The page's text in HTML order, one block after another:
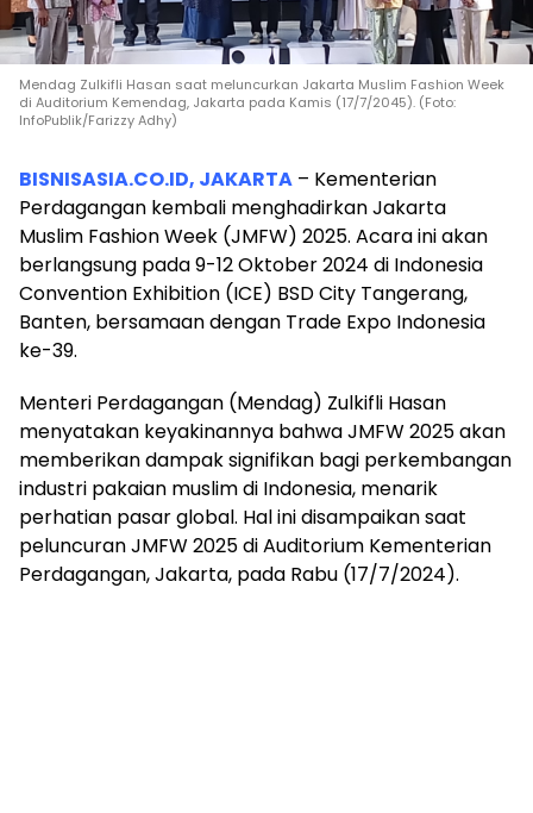
Mendag Zulkifli Hasan saat meluncurkan Jakarta Muslim Fashion Week
di Auditorium Kemendag, Jakarta pada Kamis (17/7/2045). (Foto:
InfoPublik/Farizzy Adhy)
BISNISASIA.CO.ID, JAKARTA – Kementerian
Perdagangan kembali menghadirkan Jakarta
Muslim Fashion Week (JMFW) 2025. Acara ini akan
berlangsung pada 9-12 Oktober 2024 di Indonesia
Convention Exhibition (ICE) BSD City Tangerang,
Banten, bersamaan dengan Trade Expo Indonesia
ke-39.
Menteri Perdagangan (Mendag) Zulkifli Hasan
menyatakan keyakinannya bahwa JMFW 2025 akan
memberikan dampak signifikan bagi perkembangan
industri pakaian muslim di Indonesia, menarik
perhatian pasar global. Hal ini disampaikan saat
peluncuran JMFW 2025 di Auditorium Kementerian
Perdagangan, Jakarta, pada Rabu (17/7/2024).